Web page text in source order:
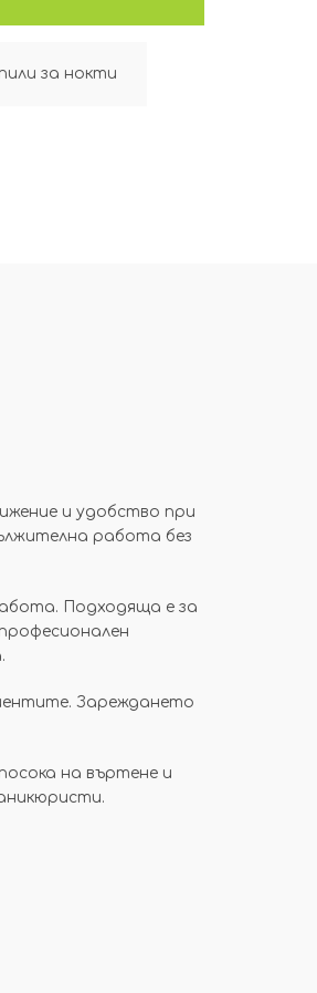
за нокти
и удобство при
работа без
Подходяща е за
Зареждането
на въртене и